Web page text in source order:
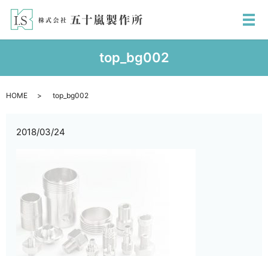
メ
top_bg002
HOME top_bg002
2018/03/24